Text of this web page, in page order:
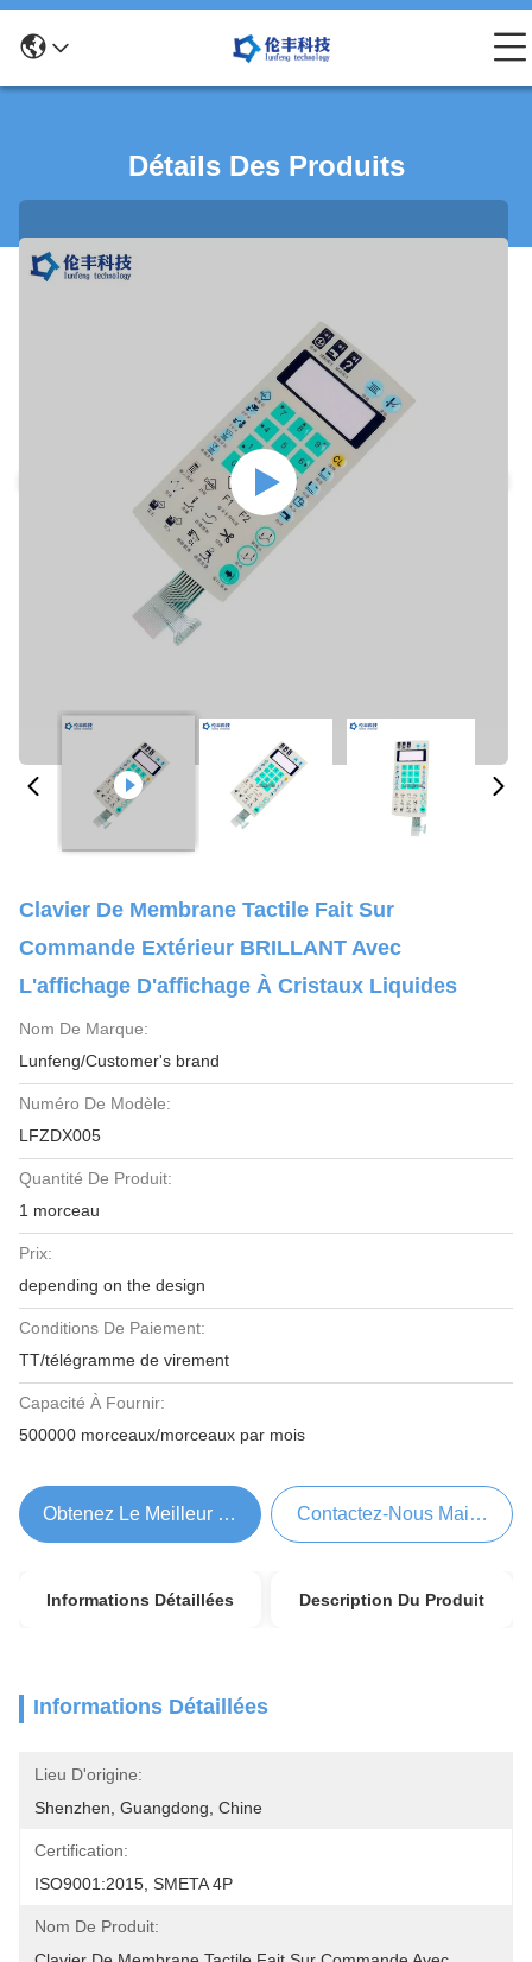
Détails Des Produits
Clavier De Membrane Tactile Fait Sur
Commande Extérieur BRILLANT Avec
L'affichage D'affichage À Cristaux Liquides
Nom De Marque:
Lunfeng/Customer's brand
Numéro De Modèle:
LFZDX005
Quantité De Produit:
1 morceau
Prix:
depending on the design
Conditions De Paiement:
TT/télégramme de virement
Capacité À Fournir:
500000 morceaux/morceaux par mois
Obtenez Le Meilleur Prix Contactez-Nous Maintenant
Informations Détaillées Description Du Produit
Informations Détaillées
Lieu D'origine:
Shenzhen, Guangdong, Chine
Certification:
ISO9001:2015, SMETA 4P
Nom De Produit: